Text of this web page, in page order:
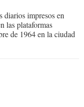
impresos en
las plataformas
de 1964 en la ciudad